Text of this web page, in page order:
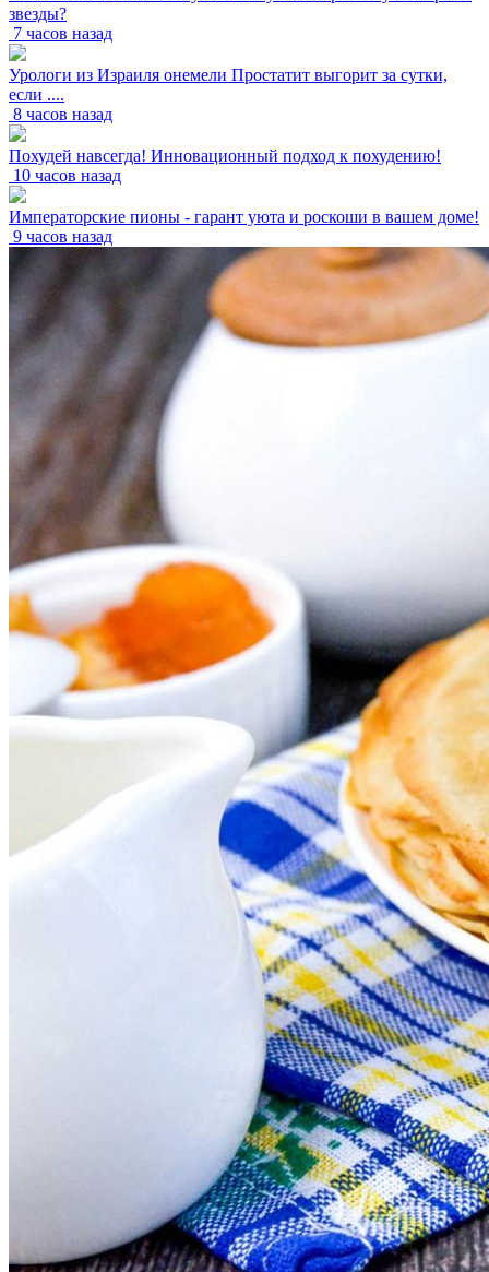
звезды?
7 часов назад
Урологи из Израиля онемели Простатит выгорит за сутки,
если ....
8 часов назад
Похудей навсегда! Инновационный подход к похудению!
10 часов назад
Императорские пионы - гарант уюта и роскоши в вашем доме!
9 часов назад